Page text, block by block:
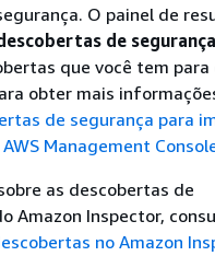
O painel de
de segurança
que você tem para
obter mais
de segurança para
Management
as descobertas de
Amazon Inspector,
no Amazon